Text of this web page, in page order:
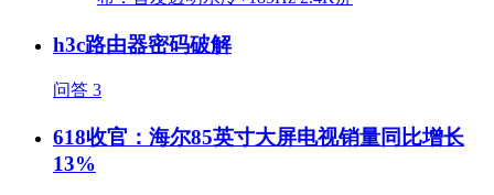
h3c路由器密码破解
问答 3
618收官：海尔85英寸大屏电视销量同比增长
13%